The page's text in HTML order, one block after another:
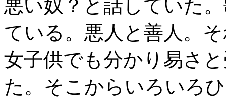
悪い奴？と話していた
ている。悪人と善人。
女子供でも分かり易さ
た。そこからいろいろ